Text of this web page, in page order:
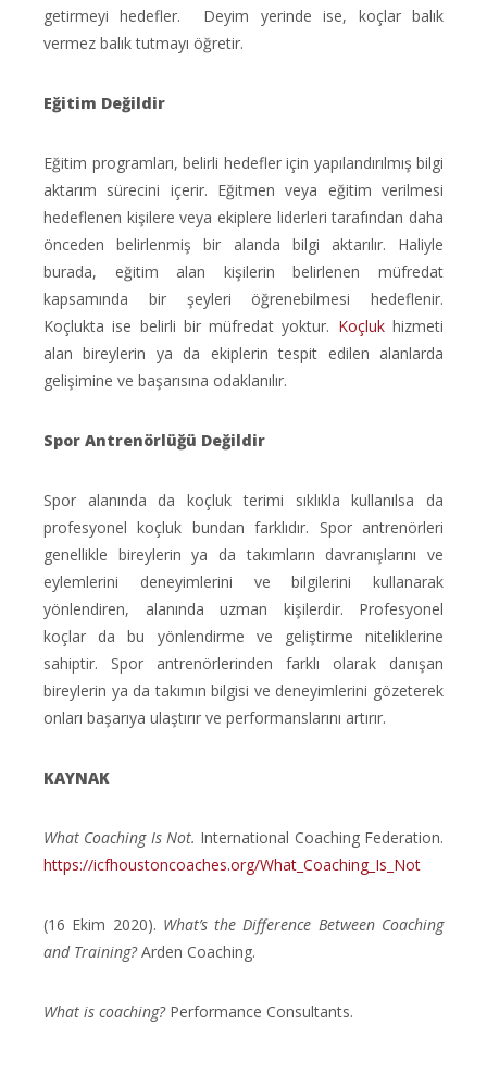
getirmeyi hedefler. Deyim yerinde ise, koçlar balık
vermez balık tutmayı öğretir.
Eğitim Değildir
Eğitim programları, belirli hedefler için yapılandırılmış bilgi
aktarım sürecini içerir. Eğitmen veya eğitim verilmesi
hedeflenen kişilere veya ekiplere liderleri tarafından daha
önceden belirlenmiş bir alanda bilgi aktarılır. Haliyle
burada, eğitim alan kişilerin belirlenen müfredat
kapsamında bir şeyleri öğrenebilmesi hedeflenir.
Koçlukta ise belirli bir müfredat yoktur. Koçlukhizmeti
alan bireylerin ya da ekiplerin tespit edilen alanlarda
gelişimine ve başarısına odaklanılır.
Spor Antrenörlüğü Değildir
Spor alanında da koçluk terimi sıklıkla kullanılsa da
profesyonel koçluk bundan farklıdır. Spor antrenörleri
genellikle bireylerin ya da takımların davranışlarını ve
eylemlerini deneyimlerini ve bilgilerini kullanarak
yönlendiren, alanında uzman kişilerdir. Profesyonel
koçlar da bu yönlendirme ve geliştirme niteliklerine
sahiptir. Spor antrenörlerinden farklı olarak danışan
bireylerin ya da takımın bilgisi ve deneyimlerini gözeterek
onları başarıya ulaştırır ve performanslarını artırır.
KAYNAK
What Coaching Is Not. International Coaching Federation.
https://icfhoustoncoaches.org/What_Coaching_Is_Not
(16 Ekim 2020). What’s the Difference Between Coaching
and Training?Arden Coaching.
What is coaching? Performance Consultants.